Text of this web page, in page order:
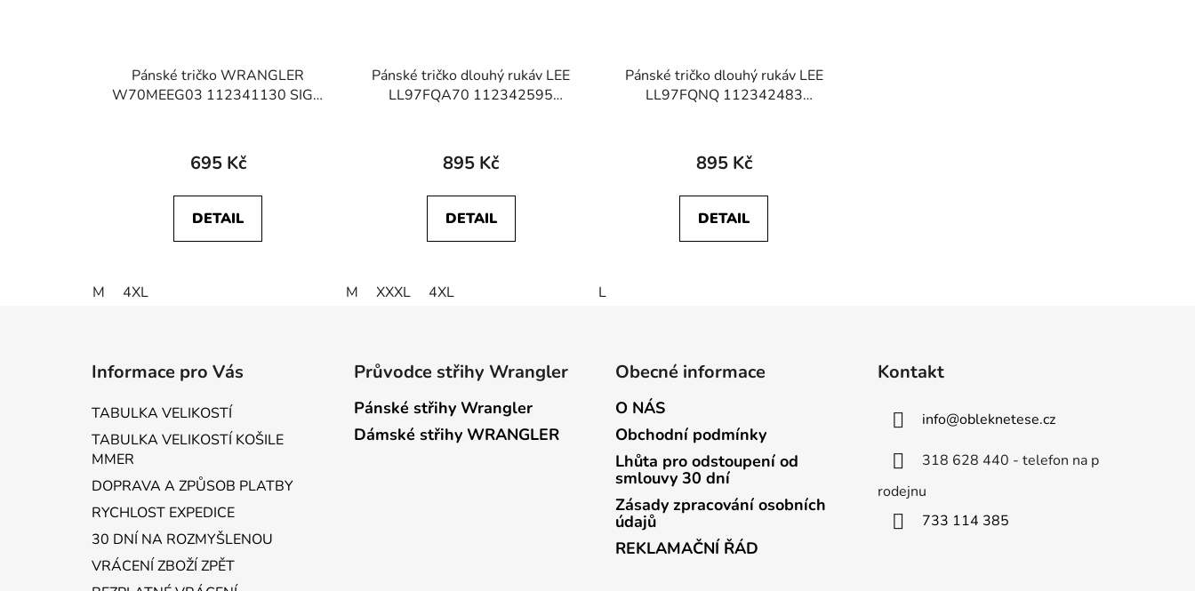
Pánské tričko WRANGLER
W70MEEG03 112341130 SIGN
695 Kč
DETAIL
M 4XL
Pánské tričko dlouhý rukáv LEE
LL97FQA70 112342595
895 Kč
DETAIL
M XXXL 4XL
Pánské tričko dlouhý rukáv LEE
LL97FQNQ 112342483
895 Kč
DETAIL
L
Informace pro Vás
TABULKA VELIKOSTÍ
TABULKA VELIKOSTÍ KOŠILE
MMER
DOPRAVA A ZPŮSOB PLATBY
RYCHLOST EXPEDICE
30 DNÍ NA ROZMYŠLENOU
VRÁCENÍ ZBOŽÍ ZPĚT
Průvodce střihy Wrangler
Pánské střihy Wrangler
Dámské střihy WRANGLER
Obecné informace
O NÁS
Obchodní podmínky
Lhůta pro odstoupení od
smlouvy 30 dní
Zásady zpracování osobních
údajů
REKLAMAČNÍ ŘÁD
Kontakt
info@obleknetese.cz
318 628 440 - telefon na p
rodejnu
733 114 385